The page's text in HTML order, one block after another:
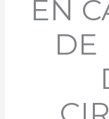
EN
DE